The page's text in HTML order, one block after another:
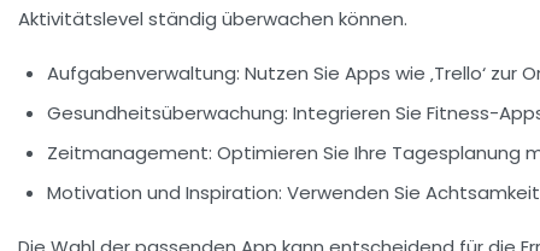
Aktivitätslevel ständig überwachen können.
Aufgabenverwaltung: Nutzen Sie Apps wie ‚Trello‘ zur
Gesundheitsüberwachung: Integrieren Sie Fitness-
Zeitmanagement: Optimieren Sie Ihre Tagesplanung
Motivation und Inspiration: Verwenden Sie